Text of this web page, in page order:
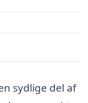
sydlige del af